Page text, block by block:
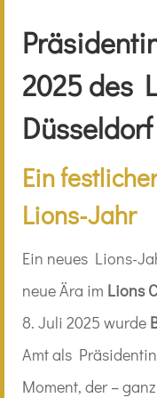
2025 des
Ein
Lions-Jahr
Ein neues Lions-
neue Ära im Lions
8. Juli 2025 wurde
Amt als
Moment, der –